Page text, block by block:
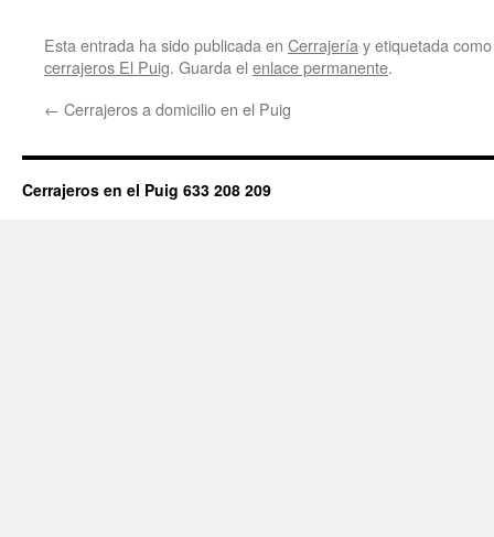
Esta entrada ha sido publicada en Cerrajería y etiquetada
cerrajeros El Puig. Guarda el enlace permanente.
← Cerrajeros a domicilio en el Puig
Cerrajeros en el Puig 633 208 209